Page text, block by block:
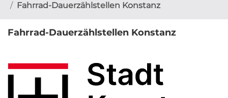
Fahrrad-Dauerzählstellen Konstanz
Fahrrad-Dauerzählstellen Konstanz